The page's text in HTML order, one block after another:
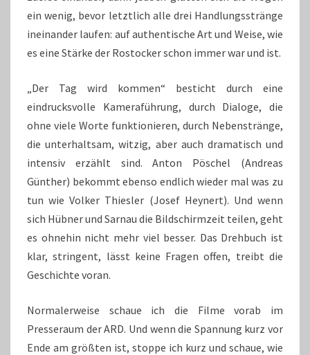
ein wenig, bevor letztlich alle drei Handlungsstränge
ineinander laufen: auf authentische Art und Weise, wie
es eine Stärke der Rostocker schon immer war und ist.
„Der Tag wird kommen“ besticht durch eine
eindrucksvolle Kameraführung, durch Dialoge, die
ohne viele Worte funktionieren, durch Nebenstränge,
die unterhaltsam, witzig, aber auch dramatisch und
intensiv erzählt sind. Anton Pöschel (Andreas
Günther) bekommt ebenso endlich wieder mal was zu
tun wie Volker Thiesler (Josef Heynert). Und wenn
sich Hübner und Sarnau die Bildschirmzeit teilen, geht
es ohnehin nicht mehr viel besser. Das Drehbuch ist
klar, stringent, lässt keine Fragen offen, treibt die
Geschichte voran.
Normalerweise schaue ich die Filme vorab im
Presseraum der ARD. Und wenn die Spannung kurz vor
Ende am größten ist, stoppe ich kurz und schaue, wie